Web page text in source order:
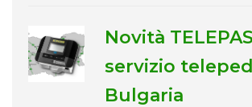
Novità
servizio
Bulgaria